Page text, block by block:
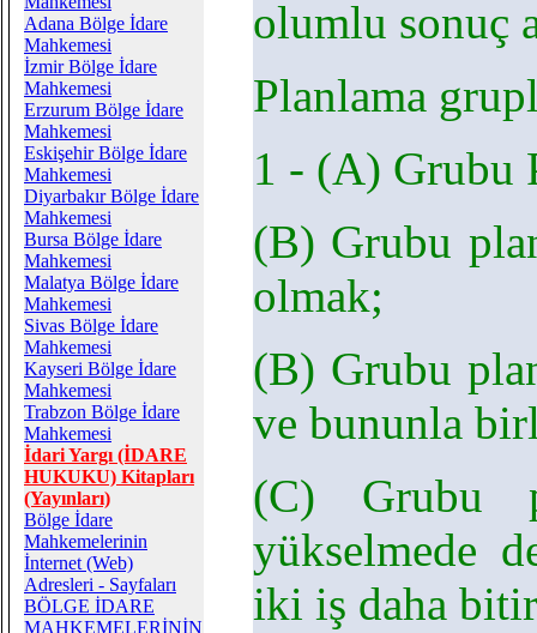
Adana Bölge İdare
Mahkemesi
İzmir Bölge İdare
Mahkemesi
Erzurum Bölge İdare
Mahkemesi
Eskişehir Bölge İdare
Mahkemesi
Diyarbakır Bölge İdare
Mahkemesi
Bursa Bölge İdare
Mahkemesi
Malatya Bölge İdare
Mahkemesi
Sivas Bölge İdare
Mahkemesi
Kayseri Bölge İdare
Mahkemesi
Trabzon Bölge İdare
Mahkemesi
İdari Yargı (İDARE
HUKUKU) Kitapları
(Yayınları)
Bölge İdare
Mahkemelerinin
İnternet (Web)
Adresleri - Sayfaları
BÖLGE İDARE
MAHKEMELERİNİN
olumlu sonuç
Planlama
1 - (A) Grubu
(B) Grubu
olmak;
(B) Grubu
ve bununla
(C) Grubu
yükselmede
iki iş daha